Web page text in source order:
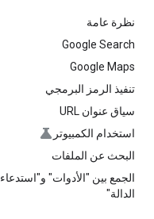
نظرة عامة
Google Search
Google Maps
تنفيذ الرمز البرمجي
سياق عنوان URL
استخدام الكمبيوتر
البحث عن الملفات
الجمع بين "الأدوات" و"استدعاء
الدالة"